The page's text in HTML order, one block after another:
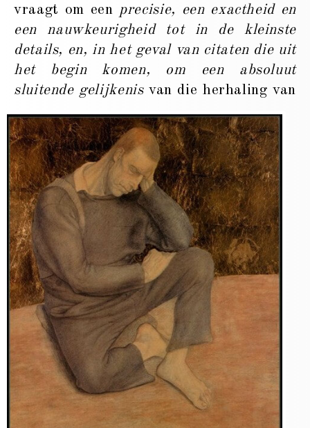
vraagt om een precisie, een exactheid en
een nauwkeurigheid tot in de kleinste
details, en, in het geval van citaten die uit
het begin komen, om een absoluut
sluitende gelijkenis van die herhaling van